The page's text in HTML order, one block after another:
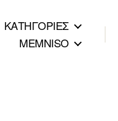
ΚΑΤΗΓΟΡΙΕΣ
MEMNISO